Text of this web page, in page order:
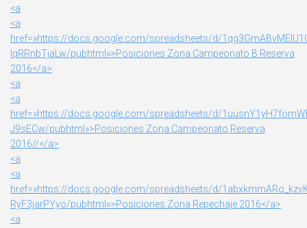
<a
<a
href=»https://docs.google.com/spreadsheets/d/
lqRRnbTjaLw/pubhtml»>Posiciones Zona Campeonato B Reserva
2016</a>
<a
<a
href=»https://docs.google.com/spreadsheets/d/
J9sECw/pubhtml»>Posiciones Zona Campeonato Reserva
2016//</a>
<a
<a
href=»https://docs.google.com/spreadsheets/d/
RyF3jarPYyo/pubhtml»>Posiciones Zona Repechaje 2016</a>
<a